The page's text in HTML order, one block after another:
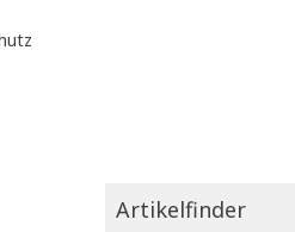
Artikelfinder